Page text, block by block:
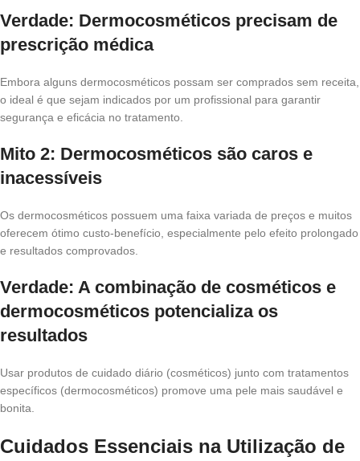
Verdade: Dermocosméticos precisam de
prescrição médica
Embora alguns dermocosméticos possam ser comprados sem receita,
o ideal é que sejam indicados por um profissional para garantir
segurança e eficácia no tratamento.
Mito 2: Dermocosméticos são caros e
inacessíveis
Os dermocosméticos possuem uma faixa variada de preços e muitos
oferecem ótimo custo-benefício, especialmente pelo efeito prolongado
e resultados comprovados.
Verdade: A combinação de cosméticos e
dermocosméticos potencializa os
resultados
Usar produtos de cuidado diário (cosméticos) junto com tratamentos
específicos (dermocosméticos) promove uma pele mais saudável e
bonita.
Cuidados Essenciais na Utilização de